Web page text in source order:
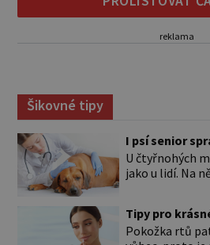
reklama
Šikovné tipy
I psí senior
U čtyřnohých
jako u lidí. Na
Přesto byste si
všímat, aby
Tipy pro
Pokožka rtů